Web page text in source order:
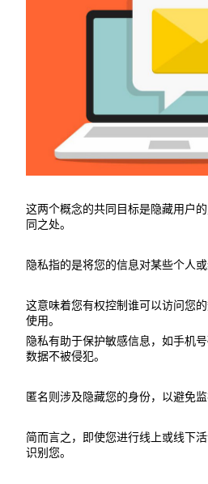
这两个概念的共同目标是隐藏用户
同之处。
隐私指的是将您的信息对某些个人或
这意味着您有权控制谁可以访问您
使用。
隐私有助于保护敏感信息，如手机
数据不被侵犯。
匿名则涉及隐藏您的身份，以避免监
简而言之，即使您进行线上或线下
识别您。